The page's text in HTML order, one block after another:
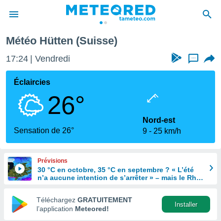
de
en
Météo Hütten (Suisse)
17:24 Vendredi ...
Éclaircies
26°
Sensation de 26°
Nord-est
9
25 km/h
Prévisions
30 °C en octobre, 35 °C en septembre ? « L’été
n’a aucune intention de s’arrêter » – mais le Rhin
Téléchargez GRATUITEMENT
l’application Meteored!
Installer